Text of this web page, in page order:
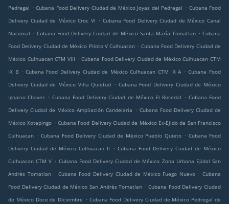
Pedregal . Cubana Food Delivery Ciudad de México Joyas del Pedregal . Cubana Food
Delivery Ciudad de México Croc VI . Cubana Food Delivery Ciudad de México Canal
Nacional . Cubana Food Delivery Ciudad de México Santa María Tomatlan . Cubana
Food Delivery Ciudad de México Piloto V Culhuacan . Cubana Food Delivery Ciudad de
México Culhuacan CTM VIII . Cubana Food Delivery Ciudad de México Culhuacan CTM
IX B . Cubana Food Delivery Ciudad de México Culhuacan CTM IX A . Cubana Food
Delivery Ciudad de México Villa Quietud . Cubana Food Delivery Ciudad de México
Ignacio Chavez . Cubana Food Delivery Ciudad de México El Rosedal . Cubana Food
Delivery Ciudad de México Ampliación Candelaria
. Cubana Food Delivery Ciudad de
México Xotepingo . Cubana Food Delivery Ciudad de México Ex-Ejido de San Francisco
Culhuacan . Cubana Food Delivery Ciudad de México Pueblo Quieto . Cubana Food
Delivery Ciudad de México Culhuacan II
. Cubana Food Delivery Ciudad de México
Culhuacan CTM V . Cubana Food Delivery Ciudad de México Zona Urbana Ejidal San
Andrés Tomatlan . Cubana Food Delivery Ciudad de México Fuego Nuevo . Cubana
Food Delivery Ciudad de México San Andrés Tomatlan . Cubana Food Delivery Ciudad
de México Doce de Diciembre . Cubana Food Delivery Ciudad de México Pedregal de